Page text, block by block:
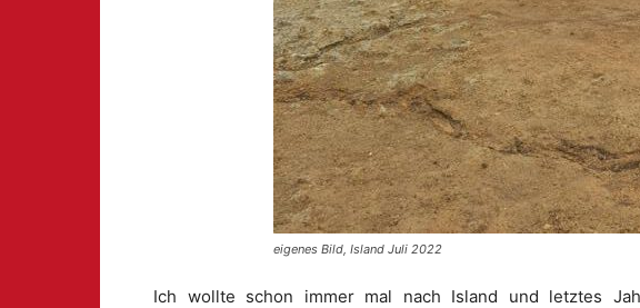
eigenes Bild, Island Juli 2022
Ich wollte schon immer mal nach Island und letztes